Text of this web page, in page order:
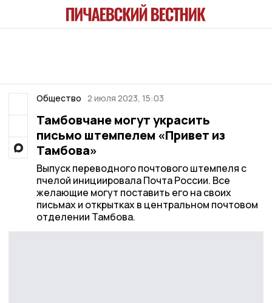
Общество 2 июля 2023, 15:03
Тамбовчане могут украсить
письмо штемпелем «Привет из
Тамбова»
Выпуск переводного почтового штемпеля с
пчелой инициировала Почта России. Все
желающие могут поставить его на своих
письмах и открытках в центральном почтовом
отделении Тамбова.